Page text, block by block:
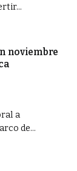
noviembre
a
de...